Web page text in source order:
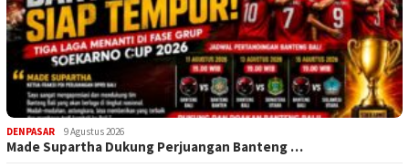
DENPASAR 9 Agustus 2026
Made Supartha Dukung Perjuangan Banteng …